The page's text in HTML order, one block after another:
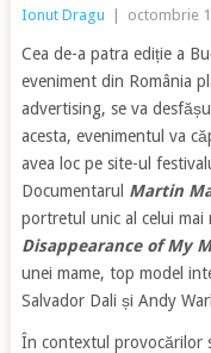
Ionut Dragu octombrie
Cea de-a patra ediție a
eveniment din România
advertising, se va
acesta, evenimentul va
avea loc pe site-ul
Documentarul Martin
portretul unic al celui mai
Disappearance of My
unei mame, top model
Salvador Dali și Andy
În contextul provocărilor